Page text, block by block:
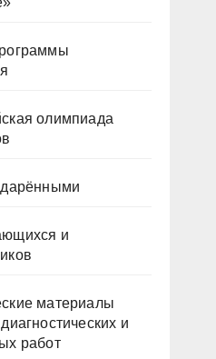
олимпиада
и
материалы
и
работ